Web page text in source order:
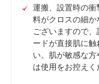
運搬、設置時の
料がクロスの細
ございますので
ードが直接肌に
い。肌が敏感な
は使用をお控えく